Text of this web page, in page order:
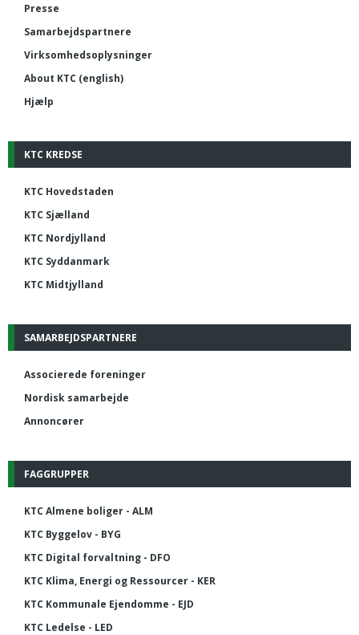
Presse
Samarbejdspartnere
Virksomhedsoplysninger
About KTC (english)
Hjælp
KTC KREDSE
KTC Hovedstaden
KTC Sjælland
KTC Nordjylland
KTC Syddanmark
KTC Midtjylland
SAMARBEJDSPARTNERE
Associerede foreninger
Nordisk samarbejde
Annoncører
FAGGRUPPER
KTC Almene boliger - ALM
KTC Byggelov - BYG
KTC Digital forvaltning - DFO
KTC Klima, Energi og Ressourcer - KER
KTC Kommunale Ejendomme - EJD
KTC Ledelse - LED